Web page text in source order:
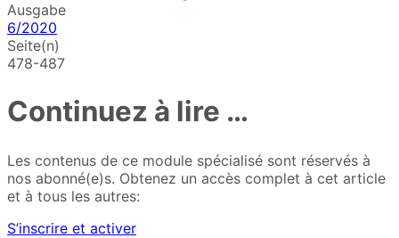
Ausgabe
6/2020
Seite(n)
478-487
Continuez à lire …
Les contenus de ce module spécialisé sont réservés à
nos abonné(e)s. Obtenez un accès complet à cet article
et à tous les autres:
S’inscrire et activer